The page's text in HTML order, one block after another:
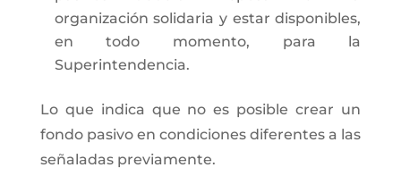
organización solidaria y estar disponibles,
en todo momento, para la
Superintendencia.
Lo que indica que no es posible crear un
fondo pasivo en condiciones diferentes a las
señaladas previamente.